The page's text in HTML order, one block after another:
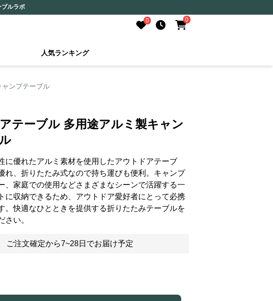
ルラボ
0
0
人気ランキング
ンプテーブル
テーブル 多用途アルミ製キャン
に優れたアルミ素材を使用したアウトドアテーブ
れ、折りたたみ式なので持ち運びも便利。キャンプ
、家庭での使用などさまざまなシーンで活躍する一
に収納できるため、アウトドア愛好者にとって必携
。快適なひとときを提供する折りたたみテーブルを
さい。
ご注文確定から7~28日でお届け予定